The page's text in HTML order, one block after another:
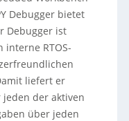
Debugger bietet
Debugger ist
interne RTOS-
liefert er
der aktiven
über jeden